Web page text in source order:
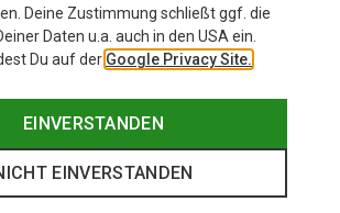
Deine Zustimmung schließt ggf. die
Daten u.a. auch in den USA ein.
Du auf der Google Privacy Site.
EINVERSTANDEN
EINVERSTANDEN